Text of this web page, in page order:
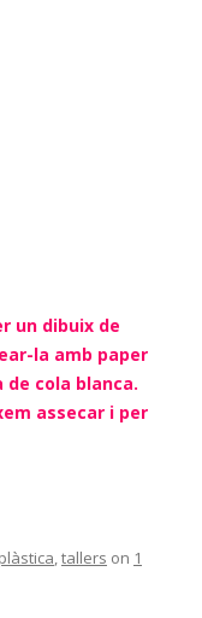
un dibuix de
la amb paper
cola blanca.
assecar i per
,tallers on 1